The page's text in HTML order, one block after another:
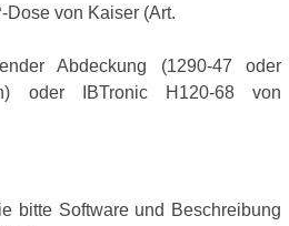
Dose von Kaiser (Art.
Abdeckung (1290-47 oder
oder IBTronic H120-68 von
bitte Software und Beschreibung